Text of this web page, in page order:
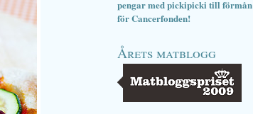
pengar med pickipicki till förmån
för Cancerfonden!
Årets matblogg